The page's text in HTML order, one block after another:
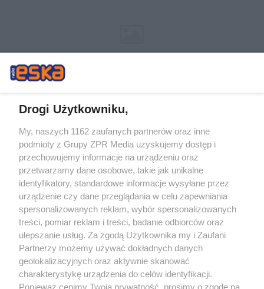
Żaden utwór zamieszczony w serwisie nie może być powielany i
rozpowszechniany lub dalej rozpowszechniany w jakikolwiek sposób (w
tym także elektroniczny lub mechaniczny) na jakimkolwiek polu
eksploatacji w jakiejkolwiek formie, włącznie z umieszczaniem w Internecie
bez pisemnej zgody właściciela praw. Jakiekolwiek użycie lub
wykorzystanie utworów w całości lub w części z naruszeniem prawa, tzn.
bez właściwej zgody, jest zabronione pod groźbą kary i może być ścigane
prawnie.
O nas
Drogi Użytkowniku,
My, naszych 1162 zaufanych partnerów oraz inne
podmioty z Grupy ZPR Media uzyskujemy dostęp i
przechowujemy informacje na urządzeniu oraz
przetwarzamy dane osobowe, takie jak unikalne
identyfikatory, standardowe informacje wysyłane przez
urządzenie czy dane przeglądania w celu zapewniania
spersonalizowanych reklam, wybór spersonalizowanych
treści, pomiar reklam i treści, badanie odbiorców oraz
ulepszanie usług. Za zgodą Użytkownika my i Zaufani
Partnerzy możemy używać dokładnych danych
geolokalizacyjnych oraz aktywnie skanować
charakterystykę urządzenia do celów identyfikacji.
Ponieważ cenimy Twoją prywatność, prosimy o zgodę na